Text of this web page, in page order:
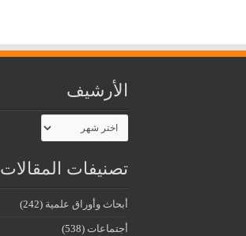
الأرشيف
الأرشيف
تصنيفات المقالات
أبحاث وأوراق علمية (242)
أجتماعات (538)